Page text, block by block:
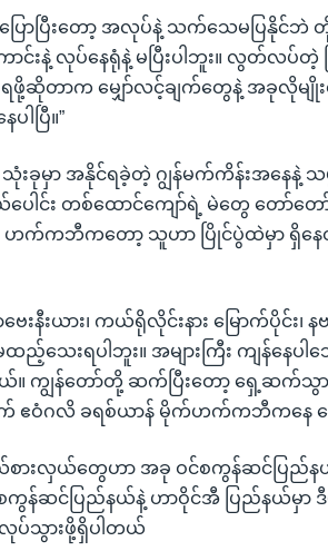
ောပြီးတော့ အလုပ်နဲ့ သက်သေမပြနိုင်ဘဲ
ကောင်းနဲ့ လုပ်နေရုံနဲ့ မပြီးပါဘူး။ လွတ်
တာက မျှော်လင့်ချက်တွေနဲ့ အခုလိုမျိုးပြ
ါပြီ။”
ခုမှာ အနိုင်ရခဲ့တဲ့ ဂျွန်မက်ကိန်းအနေနဲ့ သ
င်း တစ်ထောင်ကျော်ရဲ့ မဲတွေ တော်တော်
ဟက်ကဘီကတော့ သူဟာ ပြိုင်ပွဲထဲမှာ ရှိနေ
နီးယား၊ ကယ်ရိုလိုင်းနား မြောက်ပိုင်း၊ နဗ
သေးရပါဘူး။ အများကြီး ကျန်နေပါ
။ ကျွန်တော်တို့ ဆက်ပြီးတော့ ရှေ့ဆက်သွာ
ဧဝံဂလိ ခရစ်ယာန် မိုက်ဟက်ကဘီကနေ ပြေ
စားလှယ်တွေဟာ အခု ဝင်စကွန်ဆင်ပြည်န
င်စကွန်ဆင်ပြည်နယ်နဲ့ ဟာဝိုင်အီ ပြည်နယ်မှ
ပ်သွားဖို့ရှိပါတယ်